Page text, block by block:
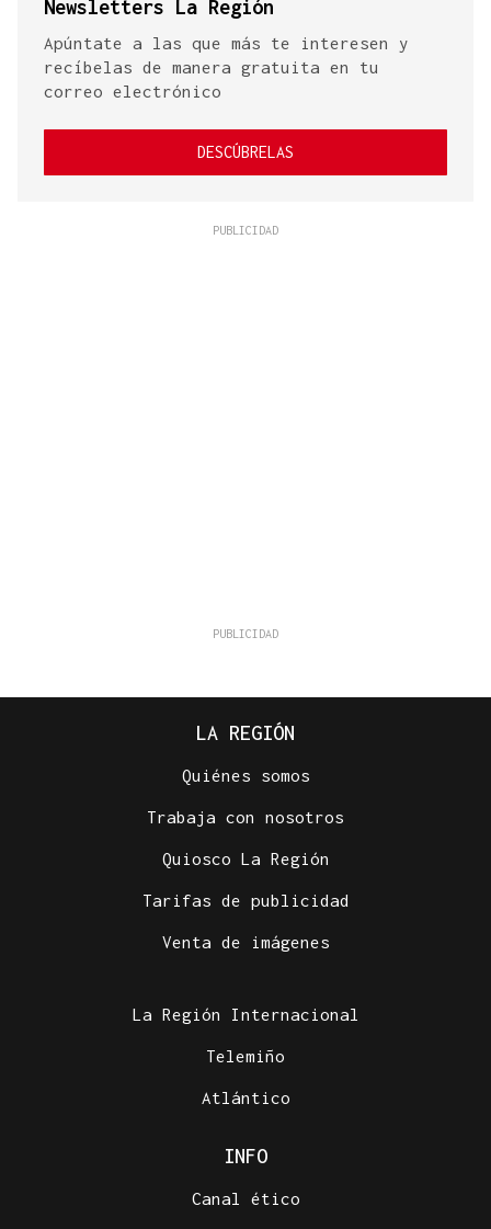
Newsletters La Región
Apúntate a las que más te interesen y
recíbelas de manera gratuita en tu
correo electrónico
DESCÚBRELAS
LA REGIÓN
Quiénes somos
Trabaja con nosotros
Quiosco La Región
Tarifas de publicidad
Venta de imágenes
La Región Internacional
Telemiño
Atlántico
INFO
Canal ético